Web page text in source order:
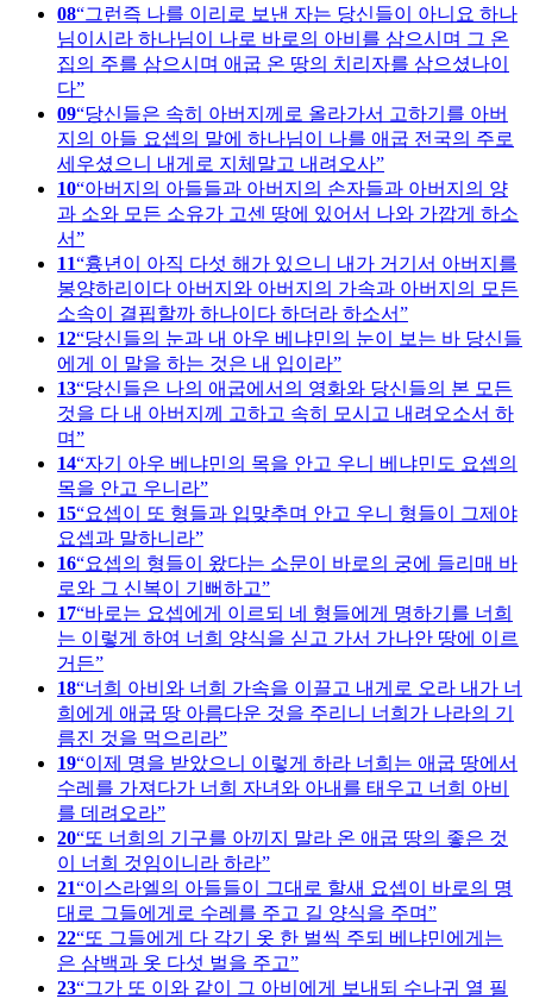
08 그런즉 나를 이리로 보낸 자는 당신들이 아니요 하나
님이시라 하나님이 나로 바로의 아비를 삼으시며 그 온
집의 주를 삼으시며 애굽 온 땅의 치리자를 삼으셨나이
다
09 당신들은 속히 아버지께로 올라가서 고하기를 아버
지의 아들 요셉의 말에 하나님이 나를 애굽 전국의 주로
세우셨으니 내게로 지체말고 내려오사
10 아버지의 아들들과 아버지의 손자들과 아버지의 양
과 소와 모든 소유가 고센 땅에 있어서 나와 가깝게 하소
서
11 흉년이 아직 다섯 해가 있으니 내가 거기서 아버지를
봉양하리이다 아버지와 아버지의 가속과 아버지의 모든
소속이 결핍할까 하나이다 하더라 하소서
12 당신들의 눈과 내 아우 베냐민의 눈이 보는 바 당신들
에게 이 말을 하는 것은 내 입이라
13 당신들은 나의 애굽에서의 영화와 당신들의 본 모든
것을 다 내 아버지께 고하고 속히 모시고 내려오소서 하
며
14 자기 아우 베냐민의 목을 안고 우니 베냐민도 요셉의
목을 안고 우니라
15 요셉이 또 형들과 입맞추며 안고 우니 형들이 그제야
요셉과 말하니라
16 요셉의 형들이 왔다는 소문이 바로의 궁에 들리매 바
로와 그 신복이 기뻐하고
17 바로는 요셉에게 이르되 네 형들에게 명하기를 너희
는 이렇게 하여 너희 양식을 싣고 가서 가나안 땅에 이르
거든
18 너희 아비와 너희 가속을 이끌고 내게로 오라 내가 너
희에게 애굽 땅 아름다운 것을 주리니 너희가 나라의 기
름진 것을 먹으리라
19 이제 명을 받았으니 이렇게 하라 너희는 애굽 땅에서
수레를 가져다가 너희 자녀와 아내를 태우고 너희 아비
를 데려오라
20 또 너희의 기구를 아끼지 말라 온 애굽 땅의 좋은 것
이 너희 것임이니라 하라
21 이스라엘의 아들들이 그대로 할새 요셉이 바로의 명
대로 그들에게로 수레를 주고 길 양식을 주며
22 또 그들에게 다 각기 옷 한 벌씩 주되 베냐민에게는
은 삼백과 옷 다섯 벌을 주고
23 그가 또 이와 같이 그 아비에게 보내되 수나귀 열 필